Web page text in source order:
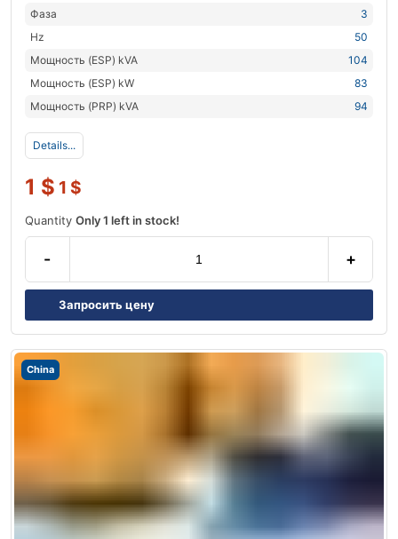
Фаза
3
Hz
50
Мощность (ESP) kVA
104
Мощность (ESP) kW
83
Мощность (PRP) kVA
94
Details...
1 $ 1 $
Quantity Only 1 left in stock!
- +
Запросить цену
China